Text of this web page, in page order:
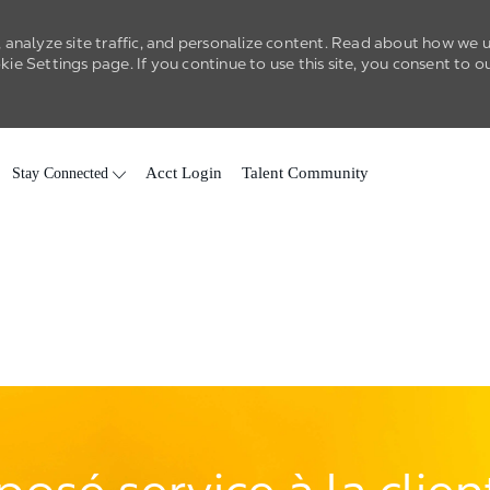
site traffic, and personalize content. Read about how we
Settings page. If you continue to use this site, you consent to
Stay Connected Acct Login Talent Community